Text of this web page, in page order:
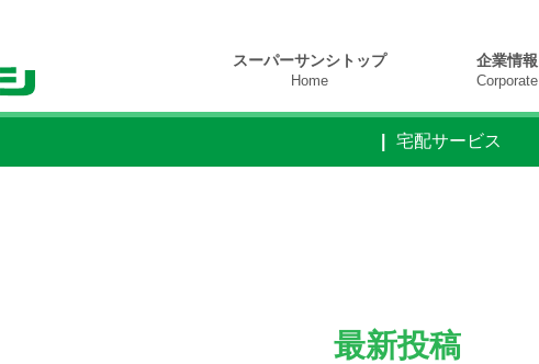
スーパーサンシトップ
Home
企業情報
Corporate
宅配サービス
最新投稿